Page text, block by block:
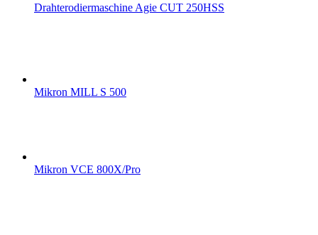
Drahterodiermaschine Agie CUT 250HSS
Mikron MILL S 500
Mikron VCE 800X/Pro